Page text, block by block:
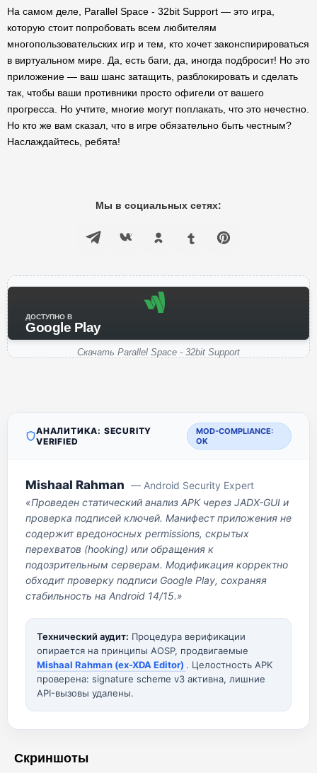
На самом деле, Parallel Space - 32bit Support — это игра,
которую стоит попробовать всем любителям
многопользовательских игр и тем, кто хочет законспирироваться
в виртуальном мире. Да, есть баги, да, иногда подбросит! Но это
приложение — ваш шанс затащить, разблокировать и сделать
так, чтобы ваши противники просто офигели от вашего
прогресса. Но учтите, многие могут поплакать, что это нечестно.
Но кто же вам сказал, что в игре обязательно быть честным?
Наслаждайтесь, ребята!
Мы в социальных сетях:
ДОСТУПНО В
Google Play
Скачать Parallel Space - 32bit Support
АНАЛИТИКА: SECURITY
VERIFIED
MOD-COMPLIANCE:
OK
Mishaal Rahman — Android Security Expert
«Проведен статический анализ APK через JADX-GUI и
проверка подписей ключей. Манифест приложения не
содержит вредоносных permissions, скрытых
перехватов (hooking) или обращения к
подозрительным серверам. Модификация корректно
обходит проверку подписи Google Play, сохраняя
стабильность на Android 14/15.»
Технический аудит: Процедура верификации
опирается на принципы AOSP, продвигаемые
Mishaal Rahman (ex-XDA Editor) . Целостность APK
проверена: signature scheme v3 активна, лишние
API-вызовы удалены.
Скриншоты